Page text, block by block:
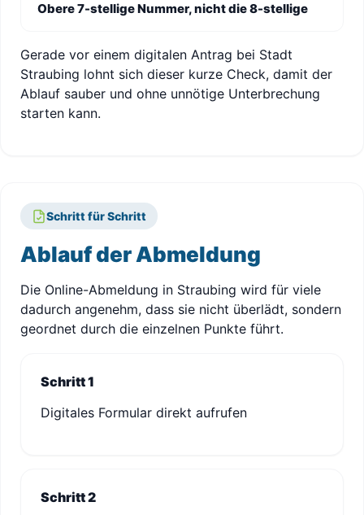
Obere 7-stellige Nummer, nicht die 8-stellige
Gerade vor einem digitalen Antrag bei Stadt
Straubing lohnt sich dieser kurze Check, damit der
Ablauf sauber und ohne unnötige Unterbrechung
starten kann.
Schritt für Schritt
Ablauf der Abmeldung
Die Online-Abmeldung in Straubing wird für viele
dadurch angenehm, dass sie nicht überlädt, sondern
geordnet durch die einzelnen Punkte führt.
Schritt 1
Digitales Formular direkt aufrufen
Schritt 2